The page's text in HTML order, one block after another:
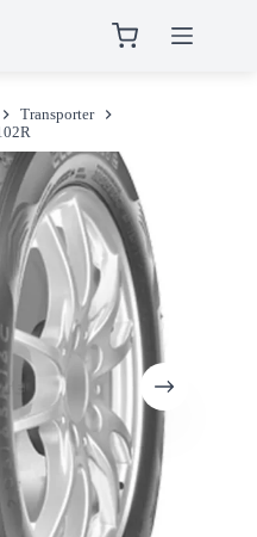
Transporter